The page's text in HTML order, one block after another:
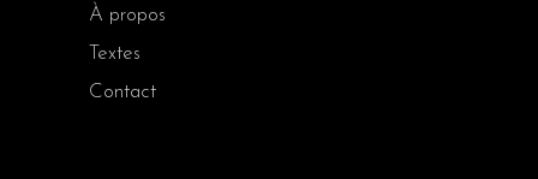
À propos
Textes
Contact